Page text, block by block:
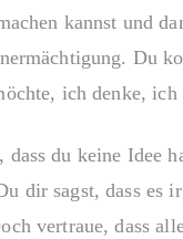
kannst und
Du
ich denke, ich
dass du keine Idee
dir sagst, dass es
vertraue, dass